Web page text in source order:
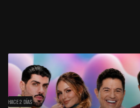
HACE 2 DÍAS